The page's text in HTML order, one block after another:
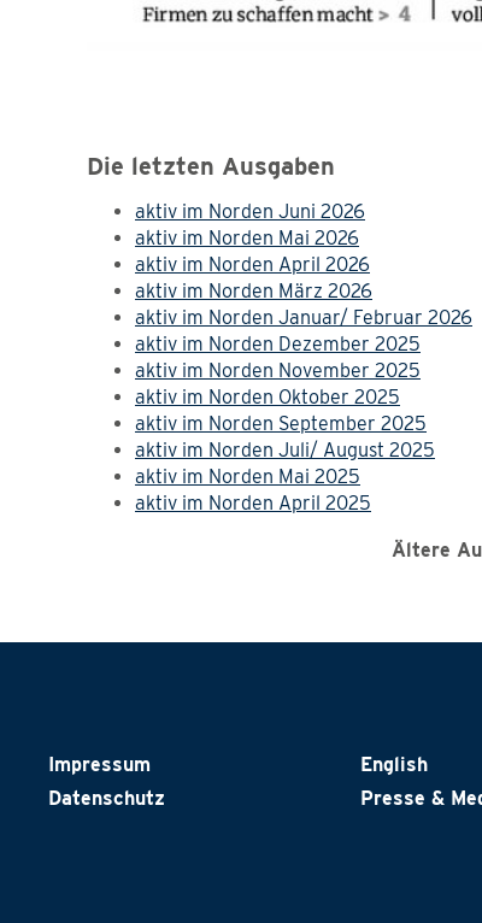
Die letzten Ausgaben
aktiv im Norden Juni 2026
aktiv im Norden Mai 2026
aktiv im Norden April 2026
aktiv im Norden März 2026
aktiv im Norden Januar/ Februar 2026
aktiv im Norden Dezember 2025
aktiv im Norden November 2025
aktiv im Norden Oktober 2025
aktiv im Norden September 2025
aktiv im Norden Juli/ August 2025
aktiv im Norden Mai 2025
aktiv im Norden April 2025
Ältere
Impressum
Datenschutz
English
Presse &